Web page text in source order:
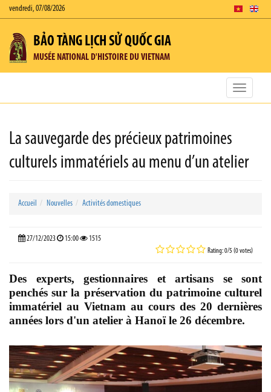
vendredi, 07/08/2026
BẢO TÀNG LỊCH SỬ QUỐC GIA
MUSÉE NATIONAL D'HISTOIRE DU VIETNAM
Toggle
La sauvegarde des précieux patrimoines
culturels immatériels au menu d’un atelier
Accueil Nouvelles Activités domestiques
27/12/2023 15:00 1515
Rating: 0/5 (0 votes)
Des experts, gestionnaires et artisans se sont
penchés sur la préservation du patrimoine culturel
immatériel au Vietnam au cours des 20 dernières
années lors d'un atelier à Hanoï le 26 décembre.